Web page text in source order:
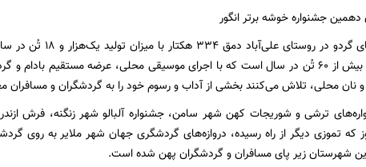
دهمین جشنواره خوشه برتر انگور
میزان تولید بیش از ۶۰ تُن در سال است که با اجرای موسیقی محلی، عرضه
نان محلی، تلاش می‌کنند بخشی از آداب و رسوم خود را به گردشگران و مسافران
ترشی و شوریجات کهن شهر سامن، جشنواره آلبالو شهر زنگنه، فرش
که تموزی دیگر از راه رسیده، دروازه‌های گردشگری جهان شهر ملایر به روی
شهرستان زیر پای مسافران و گردشگران پهن شده است.